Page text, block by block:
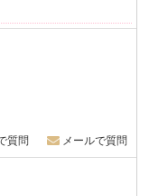
質問 メールで質問